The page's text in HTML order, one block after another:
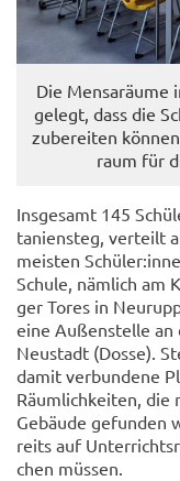
Die Men­s­a­räu­me
ge­legt, dass die
zu­be­rei­ten
raum für
Ins­ge­samt 145
ta­ni­en­steg, ver­teilt
meis­ten
Schu­le, näm­lich am
ger Tores in
eine Au­ßen­stel­le an
Neu­stadt (Dosse).
damit ver­bun­de­ne
Räum­lich­kei­ten, die
Gebäude ge­fun­den
reits auf
chen müs­sen.